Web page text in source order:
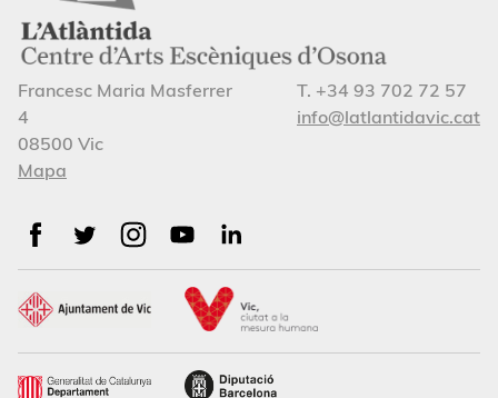
Francesc Maria Masferrer
4
08500 Vic
Mapa
T. +34 93 702 72 57
info@latlantidavic.cat